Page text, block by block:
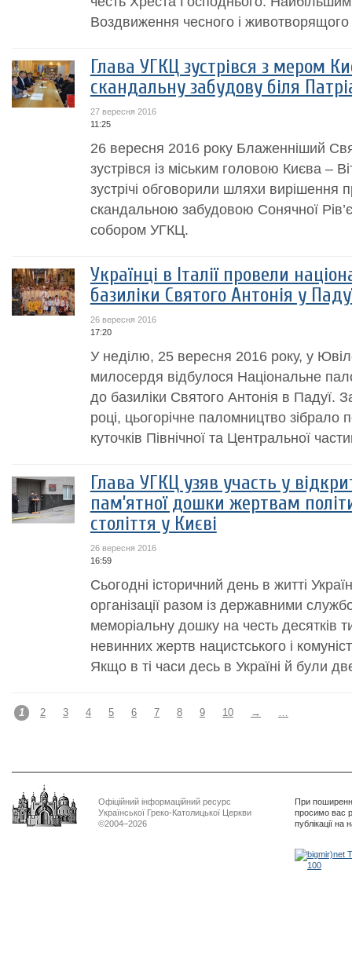
Воздвиження чесного і
Глава УГКЦ зустрівся з мером
скандальну забудову біля
27 вересня 2016
11:25
26 вересня 2016 року Блаженніший
зустрівся із міським головою Києва –
зустрічі обговорили шляхи вирішення
скандальною забудовою Сонячної
собором УГКЦ.
Українці в Італії провели
базиліки Cвятого Антонія у
26 вересня 2016
17:20
У неділю, 25 вересня 2016 року, у
милосердя відбулося Національне
до базиліки Святого Антонія в Падуї.
році, цьогорічне паломництво зібрало
куточків Північної та Центральної
Глава УГКЦ узяв участь у
пам’ятної дошки жертвам
століття у Києві
26 вересня 2016
16:59
Cьогодні історичний день в житті
організації разом із державними
меморіальну дошку на честь десятків
невинних жертв нацистського і
Якщо в ті часи десь в Україні й були
1 2 3 4 5 6 7 8 9 10 → …
Офіційний інформаційний ресурс
Української Греко-Католицької Церкви
©2004–2026
При
просимо вас
публікації на